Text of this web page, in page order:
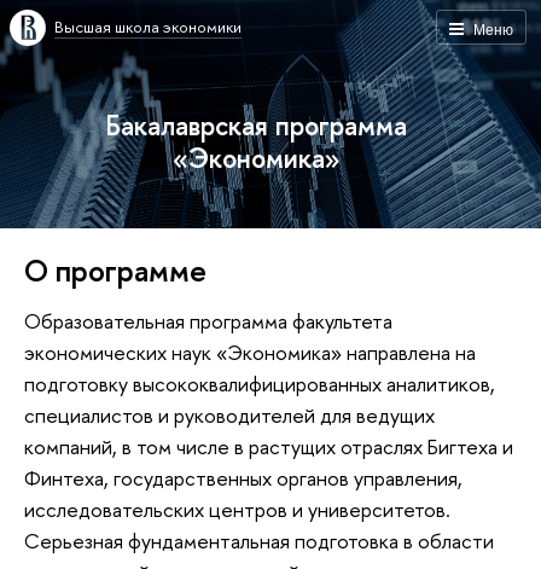
Меню
Высшая школа экономики
Бакалаврская программа
«Экономика»
О программе
Образовательная программа факультета
экономических наук «Экономика» направлена на
подготовку высококвалифицированных аналитиков,
специалистов и руководителей для ведущих
компаний, в том числе в растущих отраслях Бигтеха и
Финтеха, государственных органов управления,
исследовательских центров и университетов.
Серьезная фундаментальная подготовка в области